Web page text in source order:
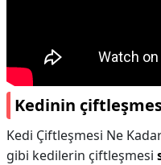
Kedinin
Kedi Çiftleşmesi Ne
gibi kedilerin çiftleşmesi